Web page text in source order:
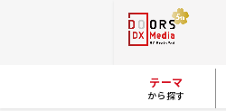
テーマ
から探す